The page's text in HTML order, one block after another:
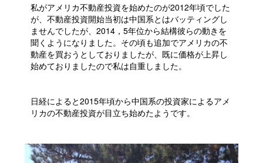
私がアメリカ不動産投資を始めたのが2012年頃でした
が、不動産投資開始当初は中国系とはバッティングし
ませんでしたが、2014，5年位から結構彼らの動きを
聞くようになりました。その頃も追加でアメリカの不
動産を買おうとしておりましたが、既に価格が上昇し
始めておりましたので私は自重しました。
日経によると2015年頃から中国系の投資家によるアメ
リカの不動産投資が目立ち始めたようです。